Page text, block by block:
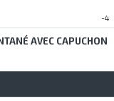
-4
AVEC CAPUCHON